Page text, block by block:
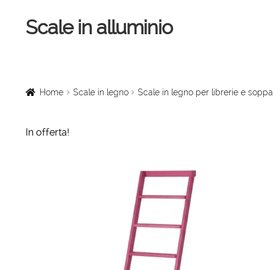
Vai
alla
Vai
al
Scale in alluminio
Scale a chiocciola
Home Scale in legno Scale in legno per librerie e
In offerta!